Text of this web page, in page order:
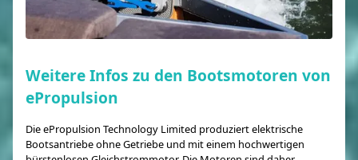
Weitere Infos zu den Bootsmotoren von
ePropulsion
Die ePropulsion Technology Limited produziert elektrische
Bootsantriebe ohne Getriebe und mit einem hochwertigen